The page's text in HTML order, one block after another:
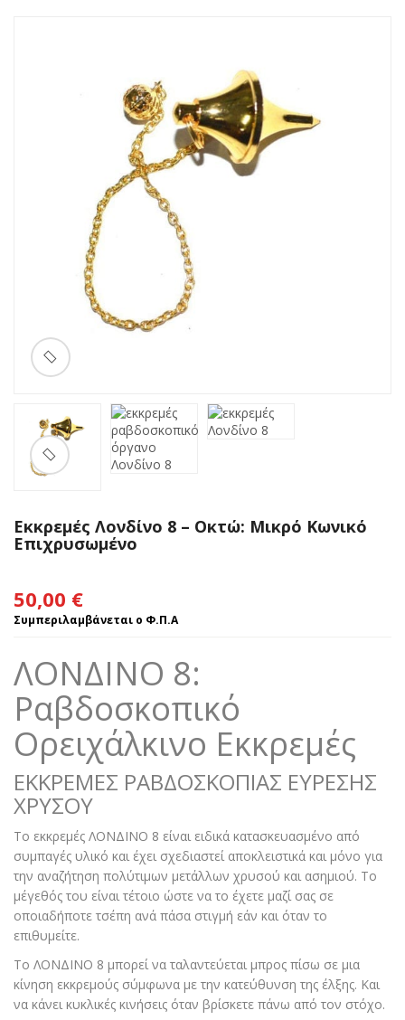
🔍
Εκκρεμές Λονδίνο 8 – Οκτώ: Μικρό Κωνικό
Επιχρυσωμένο
50,00 €
Συμπεριλαμβάνεται ο Φ.Π.Α
ΛΟΝΔΙΝΟ 8:
Ραβδοσκοπικό
Ορειχάλκινο Εκκρεμές
ΕΚΚΡΕΜΕΣ ΡΑΒΔΟΣΚΟΠΙΑΣ ΕΥΡΕΣΗΣ
ΧΡΥΣΟΥ
Το εκκρεμές ΛΟΝΔΙΝΟ 8 είναι ειδικά κατασκευασμένο από
συμπαγές υλικό και έχει σχεδιαστεί αποκλειστικά και μόνο για
την αναζήτηση πολύτιμων μετάλλων χρυσού και ασημιού. Το
μέγεθός του είναι τέτοιο ώστε να το έχετε μαζί σας σε
οποιαδήποτε τσέπη ανά πάσα στιγμή εάν και όταν το
επιθυμείτε.
Το ΛΟΝΔΙΝΟ 8 μπορεί να ταλαντεύεται μπρος πίσω σε μια
κίνηση εκκρεμούς σύμφωνα με την κατεύθυνση της έλξης. Και
να κάνει κυκλικές κινήσεις όταν βρίσκετε πάνω από τον στόχο.